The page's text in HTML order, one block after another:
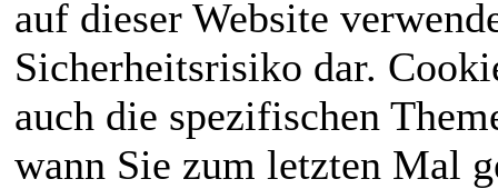
auf dieser Website
Sicherheitsrisiko dar.
auch die spezifischen
wann Sie zum letzten Mal